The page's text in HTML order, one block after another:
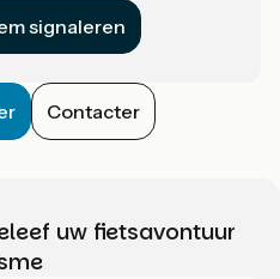
signaleren
Contacter
uw fietsavontuur